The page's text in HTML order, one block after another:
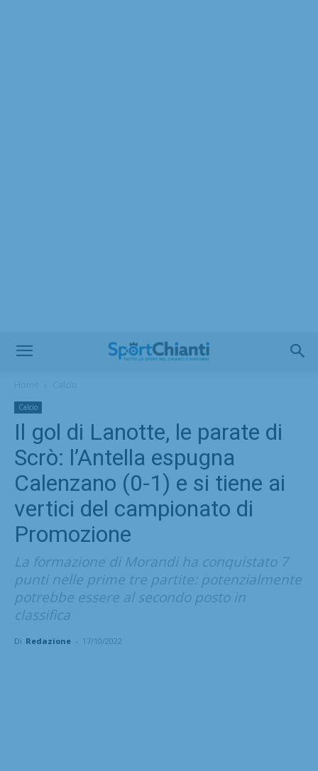
Calcio
Il gol di Lanotte, le parate di
Scrò: l’Antella espugna
Calenzano (0-1) e si tiene ai
vertici del campionato di
Promozione
La formazione di Morandi ha conquistato 7
punti nelle prime tre partite: potenzialmente
potrebbe essere al secondo posto in
classifica
Di Redazione - 17/10/2022